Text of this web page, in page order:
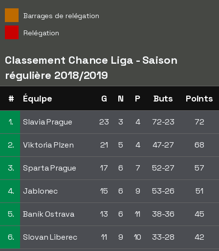
Barrages de relégation
Relégation
Classement Chance Liga - Saison
régulière 2018/2019
# Équipe G N P Buts Points
1. Slavia Prague 23 3 4 72-23 72
2. Viktoria Plzen 21 5 4 47-27 68
3. Sparta Prague 17 6 7 52-27 57
4. Jablonec 15 6 9 53-26 51
5. Baník Ostrava 13 6 11 38-36 45
6. Slovan Liberec 11 9 10 33-28 42